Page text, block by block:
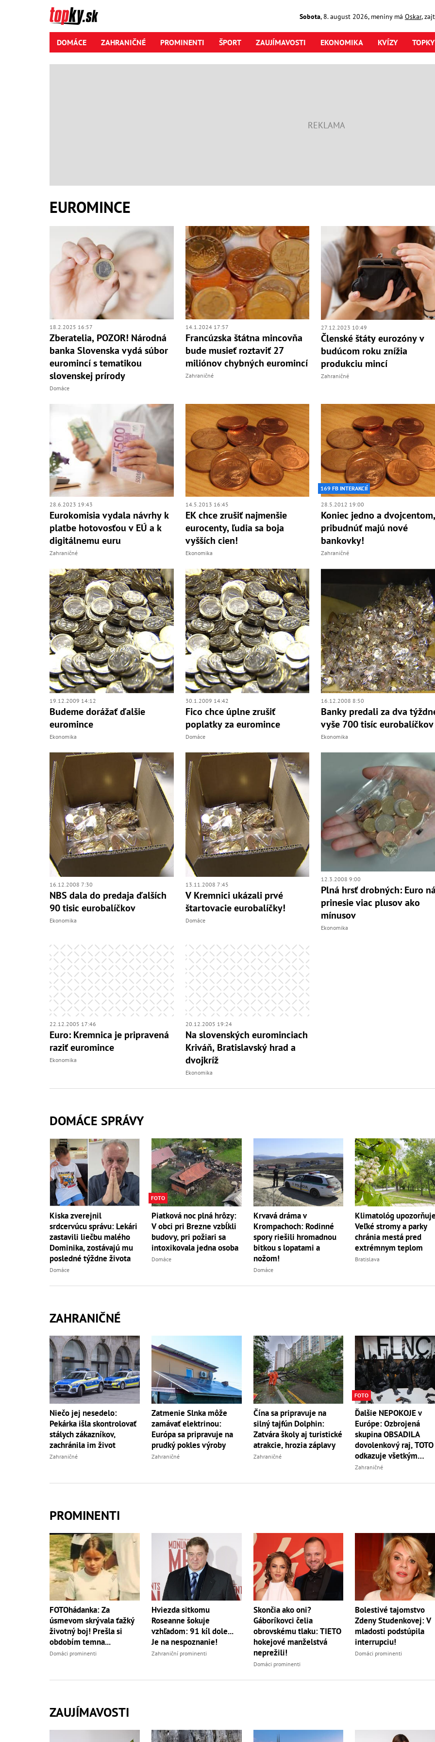
Sobota, 8. august2026, meniny má Oskar,
DOMÁCE ZAHRANIČNÉ PROMINENTI ŠPORT ZAUJÍMAVOSTI EKONOMIKA KVÍZY
EUROMINCE
18.2.2025 16:57
Zberatelia, POZOR! Národná
banka Slovenska vydá súbor
euromincí s tematikou
slovenskej prírody
Domáce
14.1.2024 17:57
Francúzska štátna mincovňa
bude musieť roztaviť 27
miliónov chybných euromincí
Zahraničné
27.12.2023 10:49
Členské štáty eurozóny v
budúcom roku znížia
produkciu mincí
Zahraničné
28.6.2023 19:43
Eurokomisia vydala návrhy k
platbe hotovosťou v EÚ a k
digitálnemu euru
Zahraničné
14.5.2013 16:45
EK chce zrušiť najmenšie
eurocenty, ľudia sa boja
vyšších cien!
Ekonomika
169 FB INTERAKCIÍ
28.5.2012 19:00
Koniec jedno a
pribudnúť majú nové
bankovky!
Zahraničné
19.12.2009 14:12
Budeme dorážať ďalšie
euromince
Ekonomika
30.1.2009 14:42
Fico chce úplne zrušiť
poplatky za euromince
Domáce
16.12.2008 8:50
Banky predali za dva
vyše 700 tisíc eurobalíčkov
Ekonomika
16.12.2008 7:30
NBS dala do predaja ďalších
90 tisic eurobalíčkov
Ekonomika
13.11.2008 7:45
V Kremnici ukázali prvé
štartovacie eurobalíčky!
Domáce
12.3.2008 9:00
Plná hrsť drobných: Euro
prinesie viac plusov ako
mínusov
Ekonomika
22.12.2005 17:46
Euro: Kremnica je pripravená
raziť euromince
Ekonomika
20.12.2005 19:24
Na slovenských eurominciach
Kriváň, Bratislavský hrad a
dvojkríž
Ekonomika
DOMÁCE SPRÁVY
Kiska zverejnil
srdcervúcu správu: Lekári
zastavili liečbu malého
Dominika, zostávajú mu
posledné týždne života
Domáce
FOTO
Piatková noc plná hrôzy:
V obci pri Brezne vzbĺkli
budovy, pri požiari sa
intoxikovala jedna osoba
Domáce
Krvavá dráma v
Krompachoch: Rodinné
spory riešili hromadnou
bitkou s lopatami a
nožom!
Domáce
Klimatológ
Veľké stromy a parky
chránia mestá pred
extrémnym teplom
Bratislava
ZAHRANIČNÉ
Niečo jej nesedelo:
Pekárka išla skontrolovať
stálych zákazníkov,
zachránila im život
Zahraničné
Zatmenie Slnka môže
zamávať elektrinou:
Európa sa pripravuje na
prudký pokles výroby
Zahraničné
Čína sa pripravuje na
silný tajfún Dolphin:
Zatvára školy aj turistické
atrakcie, hrozia záplavy
Zahraničné
FOTO
Ďalšie NEPOKOJE v
Európe: Ozbrojená
skupina OBSADILA
dovolenkový raj, TOTO
odkazuje všetkým
turistom!
Zahraničné
PROMINENTI
FOTOhádanka: Za
úsmevom skrývala ťažký
životný boj! Prešla si
obdobím temna...
Domáci prominenti
Hviezda sitkomu
Roseanne šokuje
vzhľadom: 91 kíl dole...
Je na nespoznanie!
Zahraniční prominenti
Skončia ako oni?
Gáboríkovci čelia
obrovskému tlaku: TIETO
hokejové manželstvá
neprežili!
Domáci prominenti
Bolestivé tajomstvo
Zdeny Studenkovej: V
mladosti podstúpila
interrupciu!
Domáci prominenti
ZAUJÍMAVOSTI